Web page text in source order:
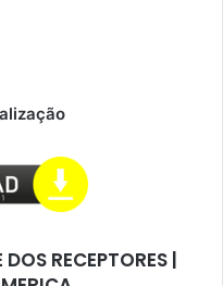
RECEPTORES |